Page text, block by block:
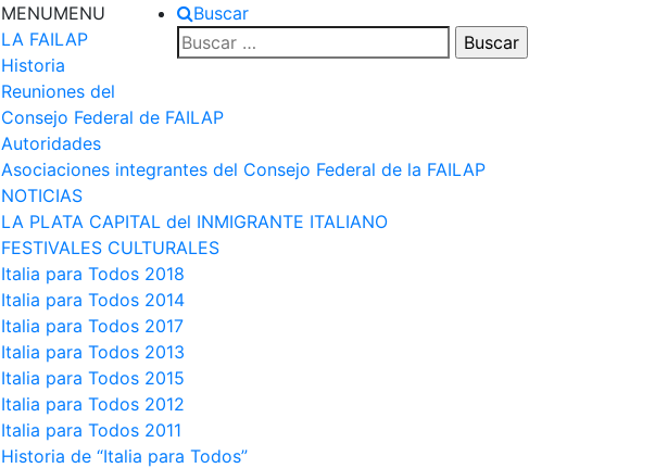
Buscar
Buscar:
MENUMENU
LA FAILAP
Historia
Reuniones del
Consejo Federal de FAILAP
Autoridades
Asociaciones integrantes del Consejo Federal de la FAILAP
NOTICIAS
LA PLATA CAPITAL del INMIGRANTE ITALIANO
FESTIVALES CULTURALES
Italia para Todos 2018
Italia para Todos 2014
Italia para Todos 2017
Italia para Todos 2013
Italia para Todos 2015
Italia para Todos 2012
Italia para Todos 2011
Historia de “Italia para Todos”